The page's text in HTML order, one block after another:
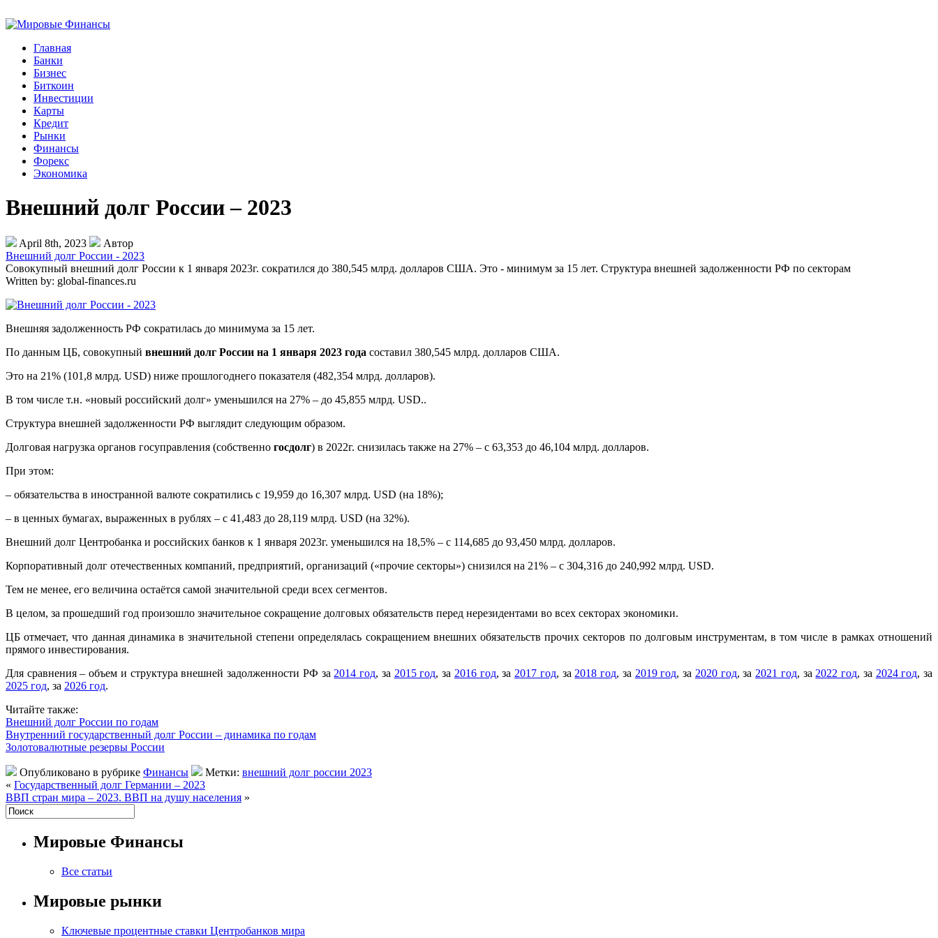
Главная
Банки
Бизнес
Биткоин
Инвестиции
Карты
Кредит
Рынки
Финансы
Форекс
Экономика
Внешний долг России – 2023
April 8th, 2023
Автор
Внешний долг России - 2023
Совокупный внешний долг России к 1 января 2023г. сократился до 380,545 млрд. долларов США. Это - минимум за 15 лет. Структура внешней задолженности РФ по секторам
Written by: global-finances.ru
Внешняя задолженность РФ сократилась до минимума за 15 лет.
По данным ЦБ, совокупный внешний долг России на 1 января 2023 года составил 380,545 млрд. долларов США.
Это на 21% (101,8 млрд. USD) ниже прошлогоднего показателя (482,354 млрд. долларов).
В том числе т.н. «новый российский долг» уменьшился на 27% – до 45,855 млрд. USD..
Структура внешней задолженности РФ выглядит следующим образом.
Долговая нагрузка органов госуправления (собственно госдолг) в 2022г. снизилась также на 27% – с 63,353 до 46,104 млрд. долларов.
При этом:
– обязательства в иностранной валюте сократились с 19,959 до 16,307 млрд. USD (на 18%);
– в ценных бумагах, выраженных в рублях – с 41,483 до 28,119 млрд. USD (на 32%).
Внешний долг Центробанка и российских банков к 1 января 2023г. уменьшился на 18,5% – с 114,685 до 93,450 млрд. долларов.
Корпоративный долг отечественных компаний, предприятий, организаций («прочие секторы») снизился на 21% – с 304,316 до 240,992 млрд. USD.
Тем не менее, его величина остаётся самой значительной среди всех сегментов.
В целом, за прошедший год произошло значительное сокращение долговых обязательств перед нерезидентами во всех секторах экономики.
ЦБ отмечает, что данная динамика в значительной степени определялась сокращением внешних обязательств прочих секторов по долговым инструментам, в том числе в рамках отношений
прямого инвестирования.
Для сравнения – объем и структура внешней задолженности РФ за 2014 год, за 2015 год, за 2016 год, за 2017 год, за 2018 год, за 2019 год, за 2020 год, за 2021 год, за 2022 год, за 2024 год, за
2025 год, за 2026 год.
Читайте также:
Внешний долг России по годам
Внутренний государственный долг России – динамика по годам
Золотовалютные резервы России
Опубликовано в рубрике Финансы Метки: внешний долг россии 2023
« Государственный долг Германии – 2023
ВВП стран мира – 2023. ВВП на душу населения »
Мировые Финансы
Все статьи
Мировые рынки
Ключевые процентные ставки Центробанков мира